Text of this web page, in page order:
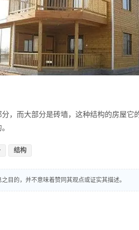
而大部分是砖墙，这种结构的房屋它
结构
目的，并不意味着赞同其观点或证实其描述。